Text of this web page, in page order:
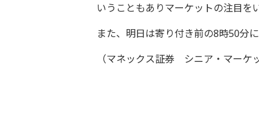
いうこともありマーケットの注目を
また、明日は寄り付き前の8時50分
（マネックス証券 シニア・マーケ